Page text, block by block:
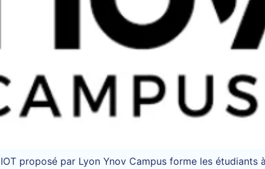
proposé par Lyon Ynov Campus forme les étudiants